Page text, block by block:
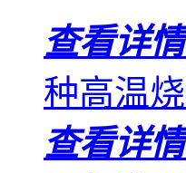
查看详
种高温
查看详